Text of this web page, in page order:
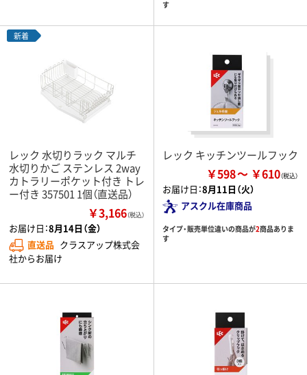
す
新着
レック 水切りラック マルチ
水切りかご ステンレス 2way
カトラリーポケット付き トレ
ー付き 357501 1個（直送品）
￥3,166（税込）
お届け日：8月14日（金）
直送品 クラスアップ株式会
社からお届け
レック キッチンツールフック
￥598 ￥610
お届け日：8月11日（火）
アスクル在庫商品
タイプ・販売単位違いの商品が2商品ありま
す